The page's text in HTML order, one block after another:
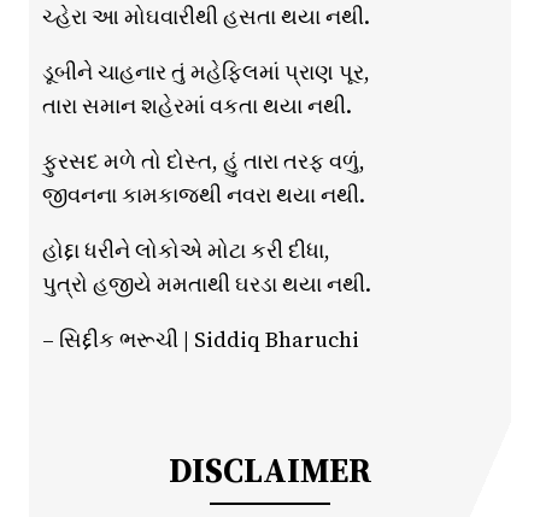
ચ્હેરા આ મોઘવારીથી હસતા થયા નથી.
ડૂબીને ચાહનાર તું મહેફિલમાં પ્રાણ પૂર,
તારા સમાન શહેરમાં વકતા થયા નથી.
ફુરસદ મળે તો દોસ્ત, હું તારા તરફ વળું,
જીવનના કામકાજથી નવરા થયા નથી.
હોદ્દા ધરીને લોકોએ મોટા કરી દીધા,
પુત્રો હજીયે મમતાથી ઘરડા થયા નથી.
– સિદ્દીક ભરૂચી | Siddiq Bharuchi
DISCLAIMER